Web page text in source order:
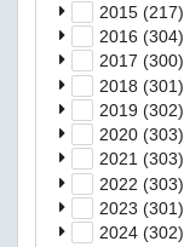
2015 (217)
2016 (304)
2017 (300)
2018 (301)
2019 (302)
2020 (303)
2021 (303)
2022 (303)
2023 (301)
2024 (302)